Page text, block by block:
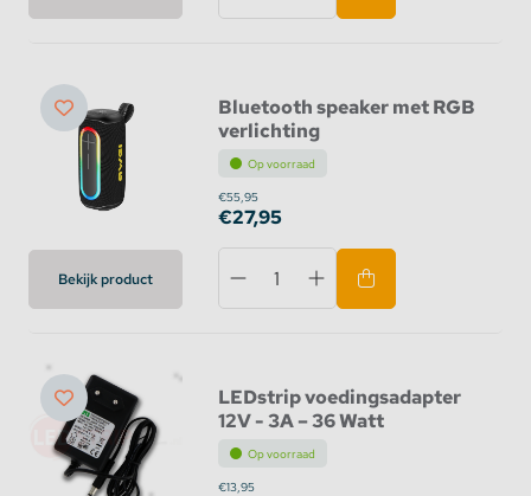
Bekijk product
Bluetooth speaker met RGB
verlichting
Op voorraad
€55,95
€27,95
LEDstrip voedingsadapter
12V - 3A – 36 Watt
Op voorraad
€13,95